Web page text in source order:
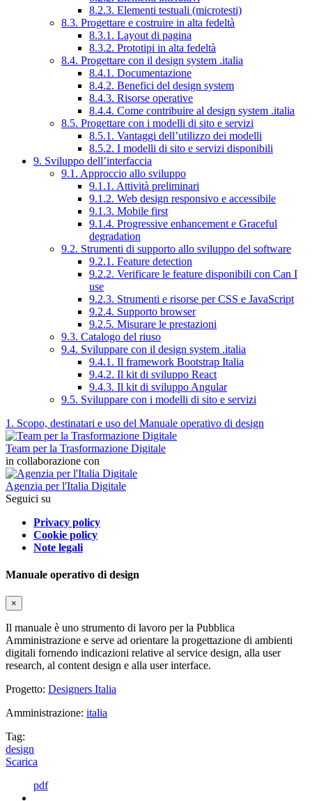
8.2.3. Elementi testuali (microtesti)
8.3. Progettare e costruire in alta fedeltà
8.3.1. Layout di pagina
8.3.2. Prototipi in alta fedeltà
8.4. Progettare con il design system .italia
8.4.1. Documentazione
8.4.2. Benefici del design system
8.4.3. Risorse operative
8.4.4. Come contribuire al design system .italia
8.5. Progettare con i modelli di sito e servizi
8.5.1. Vantaggi dell’utilizzo dei modelli
8.5.2. I modelli di sito e servizi disponibili
9. Sviluppo dell’interfaccia
9.1. Approccio allo sviluppo
9.1.1. Attività preliminari
9.1.2. Web design responsivo e accessibile
9.1.3. Mobile first
9.1.4. Progressive enhancement e Graceful
degradation
9.2. Strumenti di supporto allo sviluppo del software
9.2.1. Feature detection
9.2.2. Verificare le feature disponibili con Can I
use
9.2.3. Strumenti e risorse per CSS e JavaScript
9.2.4. Supporto browser
9.2.5. Misurare le prestazioni
9.3. Catalogo del riuso
9.4. Sviluppare con il design system .italia
9.4.1. Il framework Bootstrap Italia
9.4.2. Il kit di sviluppo React
9.4.3. Il kit di sviluppo Angular
9.5. Sviluppare con i modelli di sito e servizi
1. Scopo, destinatari e uso del Manuale operativo di design
Team per la Trasformazione Digitale
in collaborazione con
Agenzia per l'Italia Digitale
Seguici su
Privacy policy
Cookie policy
Note legali
Manuale operativo di design
×
Il manuale è uno strumento di lavoro per la Pubblica
Amministrazione e serve ad orientare la progettazione di ambienti
digitali fornendo indicazioni relative al service design, alla user
research, al content design e alla user interface.
Progetto: Designers Italia
Amministrazione: italia
Tag:
design
Scarica
pdf